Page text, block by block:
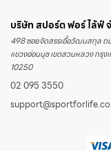
บริษัท สปอร์ต ฟอร์ ไล้ฟ์
498 ซอยจัดสรรเอื้อวัฒนสกุล ถ
แขวงอ่อนนุช เขตสวนหลวง กรุง
10250
02 095 3550